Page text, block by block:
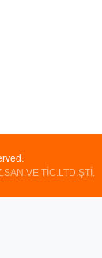
TİC.LTD.ŞTİ.